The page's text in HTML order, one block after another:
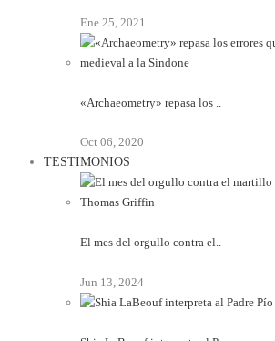
Ene 25, 2021
«Archaeometry» repasa los ..
Oct 06, 2020
TESTIMONIOS
El mes del orgullo contra el..
Jun 13, 2024